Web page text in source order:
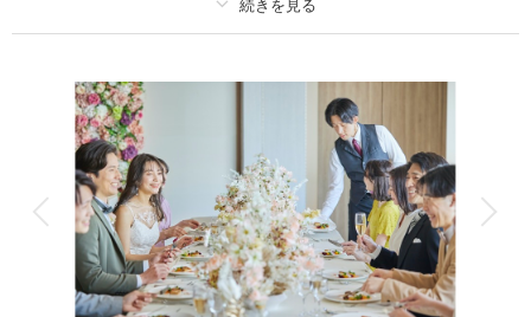
来店・オンライン を確認する
撮影料
着付け
アルバム 10 P データ 50 カット 台紙付写真
衣装追加 会食 挙式
家族と撮影 家族用衣装レンタル ペットと撮影
その他含むもの
小物一式(ネックレス・イヤリング・ベール・グローブ・ヘッドパーツ)、会